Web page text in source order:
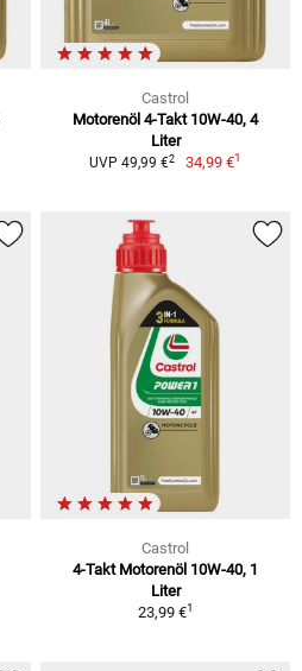
Castrol
Motorenöl 4-Takt 10W-40, 4
Liter
UVP 49,99 €2 34,99 €1
Castrol
4-Takt Motorenöl 10W-40, 1
Liter
23,99 €1